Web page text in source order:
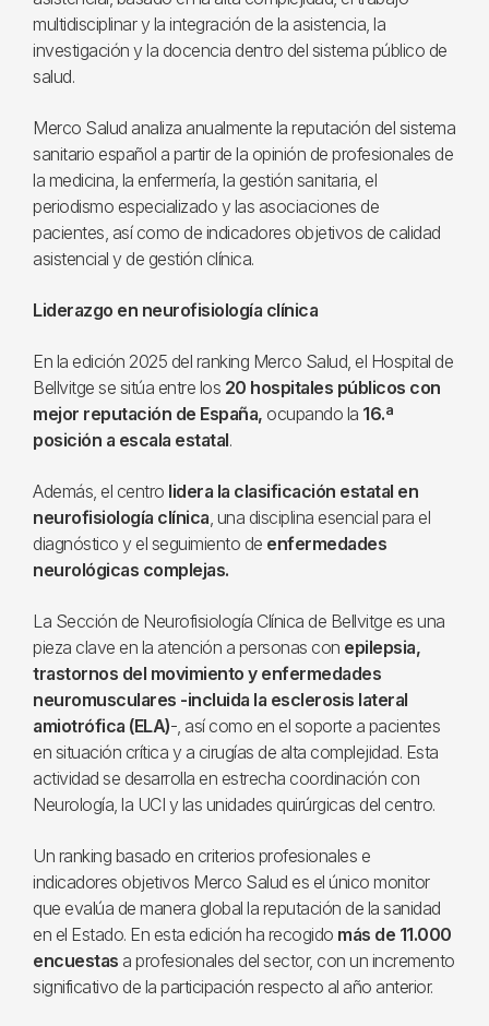
multidisciplinar y la integración de la asistencia, la
investigación y la docencia dentro del sistema público de
salud.
Merco Salud analiza anualmente la reputación del sistema
sanitario español a partir de la opinión de profesionales de
la medicina, la enfermería, la gestión sanitaria, el
periodismo especializado y las asociaciones de
pacientes, así como de indicadores objetivos de calidad
asistencial y de gestión clínica.
Liderazgo en neurofisiología clínica
En la edición 2025 del ranking Merco Salud, el Hospital de
Bellvitge se sitúa entre los 20 hospitales públicos con
mejor reputación de España, ocupando la 16.ª
posición a escala estatal.
Además, el centro lidera la clasificación estatal en
neurofisiología clínica, una disciplina esencial para el
diagnóstico y el seguimiento de enfermedades
neurológicas complejas.
La Sección de Neurofisiología Clínica de Bellvitge es una
pieza clave en la atención a personas con epilepsia,
trastornos del movimiento y enfermedades
neuromusculares -incluida la esclerosis lateral
amiotrófica (ELA)-, así como en el soporte a pacientes
en situación crítica y a cirugías de alta complejidad. Esta
actividad se desarrolla en estrecha coordinación con
Neurología, la UCI y las unidades quirúrgicas del centro.
Un ranking basado en criterios profesionales e
indicadores objetivos Merco Salud es el único monitor
que evalúa de manera global la reputación de la sanidad
en el Estado. En esta edición ha recogido más de 11.000
encuestas a profesionales del sector, con un incremento
significativo de la participación respecto al año anterior.